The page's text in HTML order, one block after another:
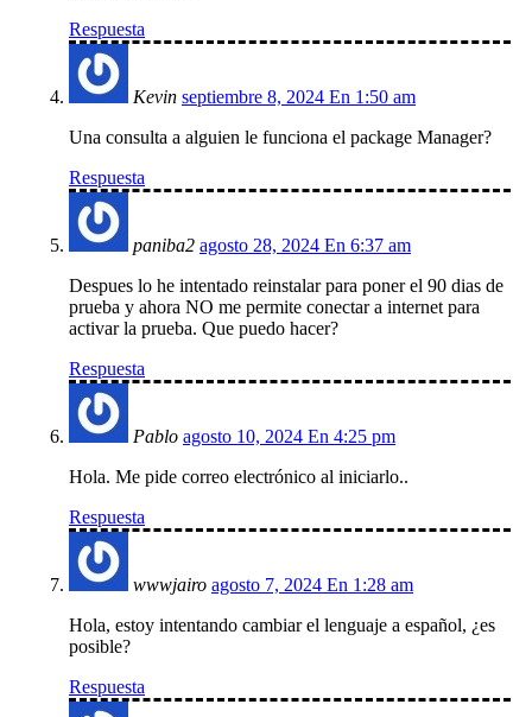
Respuesta
Kevin septiembre 8, 2024 En 1:50 am
Una consulta a alguien le funciona el package Manager?
Respuesta
paniba2 agosto 28, 2024 En 6:37 am
Despues lo he intentado reinstalar para poner el 90 dias de
prueba y ahora NO me permite conectar a internet para
activar la prueba. Que puedo hacer?
Respuesta
Pablo agosto 10, 2024 En 4:25 pm
Hola. Me pide correo electrónico al iniciarlo..
Respuesta
wwwjairo agosto 7, 2024 En 1:28 am
Hola, estoy intentando cambiar el lenguaje a español, ¿es
posible?
Respuesta